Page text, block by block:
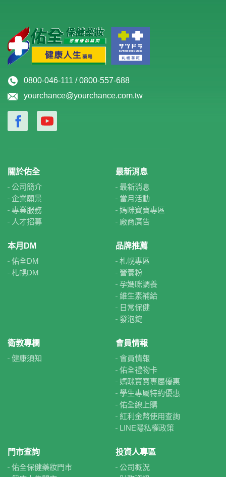
0800-046-111 / 0800-557-688
yourchance@yourchance.com.tw
關於佑全
公司簡介
企業願景
專業服務
人才招募
最新消息
最新消息
當月活動
媽咪寶寶專區
廠商廣告
本月DM
佑全DM
札幌DM
品牌推薦
札幌專區
營養粉
孕媽咪調養
維生素補給
日常保健
發泡錠
衛教專欄
健康須知
會員情報
會員情報
佑全禮物卡
媽咪寶寶專屬優惠
學生專屬特約優惠
佑全線上購
紅利金幣使用查詢
LINE隱私權政策
門市查詢
佑全保健藥妝門市
投資人專區
公司概況